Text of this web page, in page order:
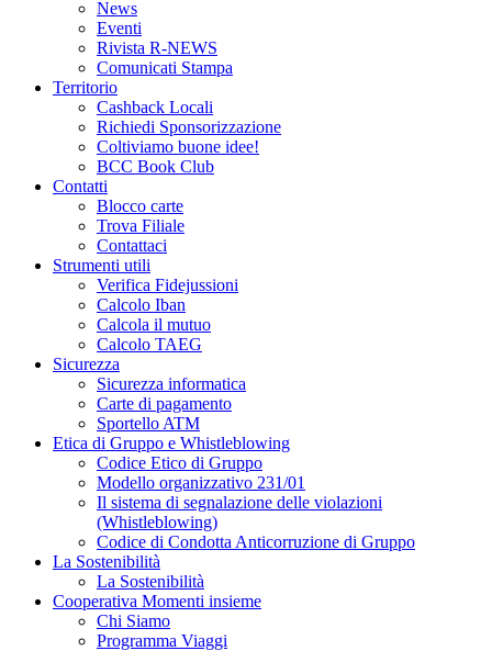
News
Eventi
Rivista R-NEWS
Comunicati Stampa
Territorio
Cashback Locali
Richiedi Sponsorizzazione
Coltiviamo buone idee!
BCC Book Club
Contatti
Blocco carte
Trova Filiale
Contattaci
Strumenti utili
Verifica Fidejussioni
Calcolo Iban
Calcola il mutuo
Calcolo TAEG
Sicurezza
Sicurezza informatica
Carte di pagamento
Sportello ATM
Etica di Gruppo e Whistleblowing
Codice Etico di Gruppo
Modello organizzativo 231/01
Il sistema di segnalazione delle violazioni
(Whistleblowing)
Codice di Condotta Anticorruzione di Gruppo
La Sostenibilità
La Sostenibilità
Cooperativa Momenti insieme
Chi Siamo
Programma Viaggi